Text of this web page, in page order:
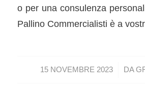
o per una consulenza
Pallino Commercialisti è a
15 NOVEMBRE 2023
/ DA